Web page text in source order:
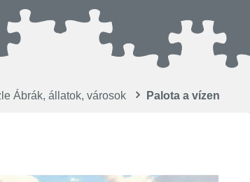
Ábrák, állatok, városok Palota a vízen